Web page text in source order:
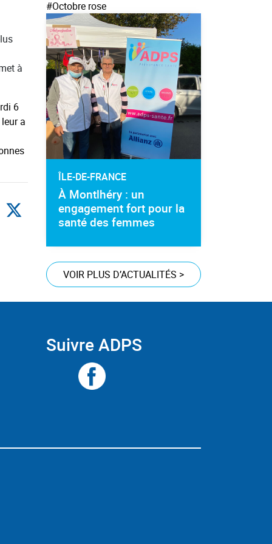
à
6
a
#Octobre rose
ÎLE-DE-FRANCE
À Montlhéry : un
engagement fort pour la
santé des femmes
VOIR PLUS D’ACTUALITÉS >
Suivre ADPS